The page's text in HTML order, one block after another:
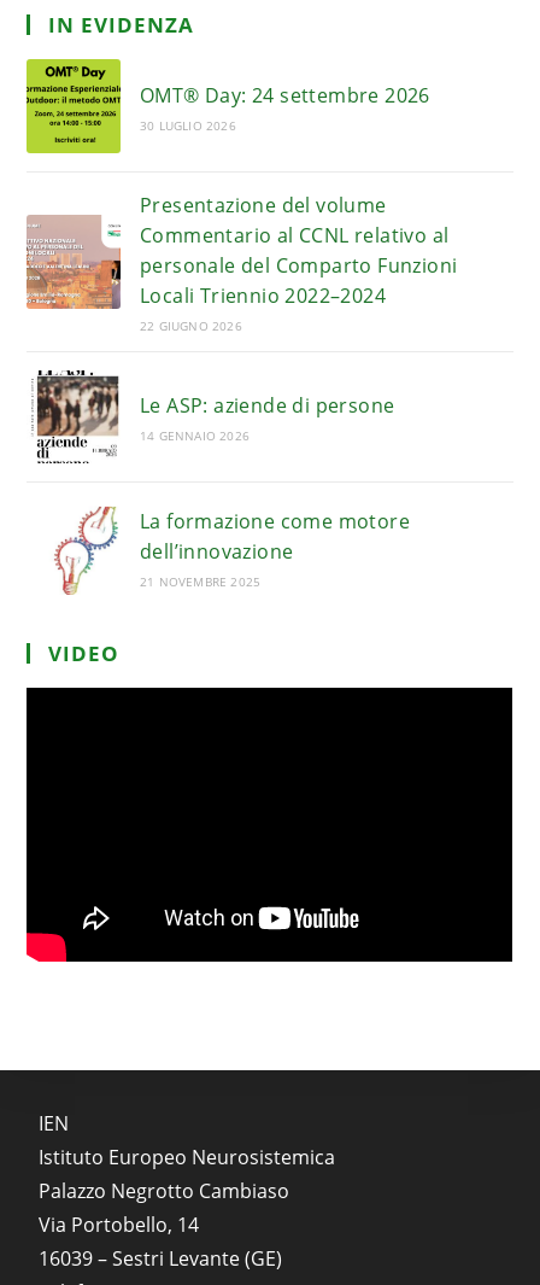
IN EVIDENZA
OMT® Day: 24 settembre 2026
30 LUGLIO 2026
Presentazione del volume
Commentario al CCNL relativo al
personale del Comparto Funzioni
Locali Triennio 2022–2024
22 GIUGNO 2026
Le ASP: aziende di persone
14 GENNAIO 2026
La formazione come motore
dell’innovazione
21 NOVEMBRE 2025
VIDEO
IEN
Istituto Europeo Neurosistemica
Palazzo Negrotto Cambiaso
Via Portobello, 14
16039 – Sestri Levante (GE)